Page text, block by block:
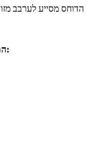
הדוחס מסייע לערבב
התוכניות מתאימות לסוגים שונים של הכנות מזון: